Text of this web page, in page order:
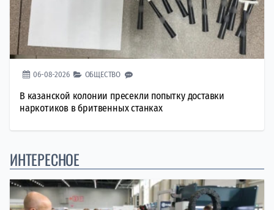
06-08-2026 ОБЩЕСТВО
В казанской колонии пресекли попытку доставки
наркотиков в бритвенных станках
ИНТЕРЕСНОЕ